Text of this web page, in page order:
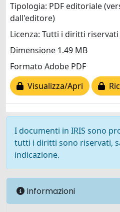
Tipologia: PDF editoriale
dall'editore)
Licenza: Tutti i diritti riservati
Dimensione 1.49 MB
Formato Adobe PDF
Visualizza/Apri
I documenti in IRIS sono
tutti i diritti sono riservati,
indicazione.
Informazioni